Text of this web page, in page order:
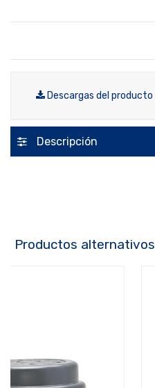
Descargas del producto
Descripción
Productos alternativos